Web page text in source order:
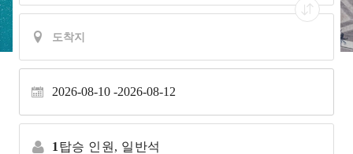
2026-08-10 2026-08-12
1 탑승 인원, 일반석